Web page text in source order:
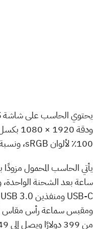
100٪ لألوان sRGB، ونسبة أبعاد تبلغ 16:9.
ساعة بعد الشحنة
من 399 دولارًا ويصل إلى 649 دولارًا للطراز الأعلى.